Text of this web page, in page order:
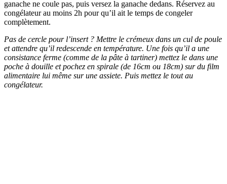
ganache ne coule pas, puis versez la ganache dedans. Réservez au
congélateur au moins 2h pour qu’il ait le temps de congeler
complètement.
Pas de cercle pour l’insert ? Mettre le crémeux dans un cul de poule
et attendre qu’il redescende en température. Une fois qu’il a une
consistance ferme (comme de la pâte à tartiner) mettez le dans une
poche à douille et pochez en spirale (de 16cm ou 18cm) sur du film
alimentaire lui même sur une assiete. Puis mettez le tout au
congélateur.